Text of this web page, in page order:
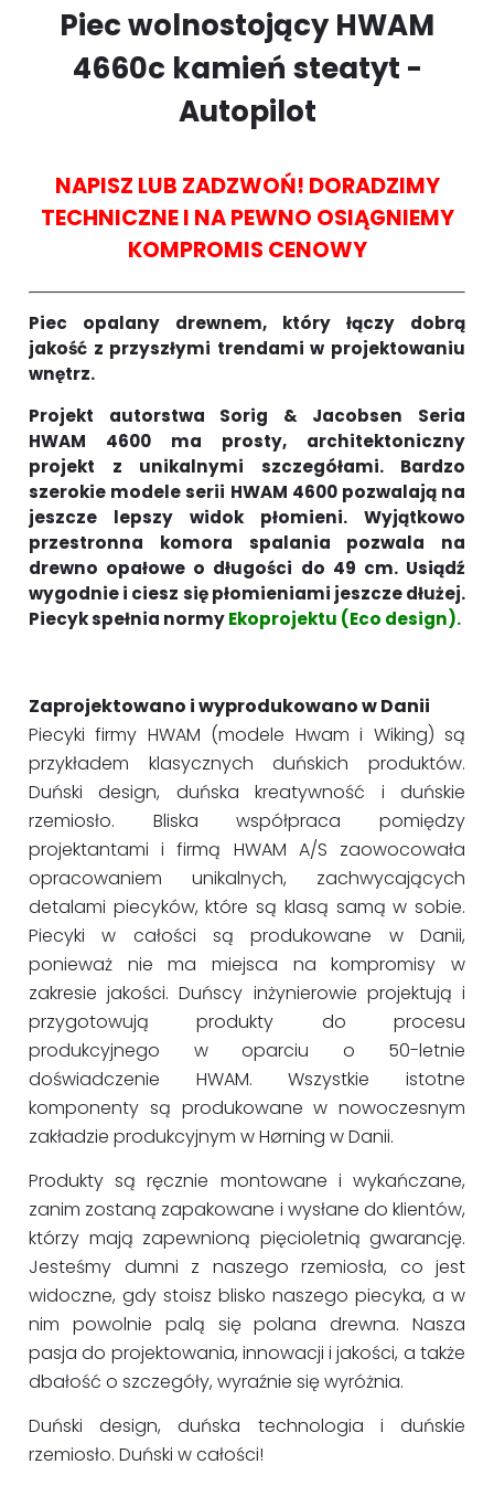
Piec wolnostojący HWAM
4660c kamień steatyt -
Autopilot
NAPISZ LUB ZADZWOŃ! DORADZIMY
TECHNICZNE I NA PEWNO OSIĄGNIEMY
KOMPROMIS CENOWY
Piec opalany drewnem, który łączy dobrą
jakość z przyszłymi trendami w projektowaniu
wnętrz.
Projekt autorstwa Sorig & Jacobsen Seria
HWAM 4600 ma prosty, architektoniczny
projekt z unikalnymi szczegółami. Bardzo
szerokie modele serii HWAM 4600 pozwalają na
jeszcze lepszy widok płomieni. Wyjątkowo
przestronna komora spalania pozwala na
drewno opałowe o długości do 49 cm. Usiądź
wygodnie i ciesz się płomieniami jeszcze dłużej.
Piecyk spełnia normyEkoprojektu (Eco design).
Zaprojektowano i wyprodukowano w Danii
Piecyki firmy HWAM (modele Hwam i Wiking) są
przykładem klasycznych duńskich produktów.
Duński design, duńska kreatywność i duńskie
rzemiosło. Bliska współpraca pomiędzy
projektantami i firmą HWAM A/S zaowocowała
opracowaniem unikalnych, zachwycających
detalami piecyków, które są klasą samą w sobie.
Piecyki w całości są produkowane w Danii,
ponieważ nie ma miejsca na kompromisy w
zakresie jakości. Duńscy inżynierowie projektują i
przygotowują produkty do procesu
produkcyjnego w oparciu o 50-letnie
doświadczenie HWAM. Wszystkie istotne
komponenty są produkowane w nowoczesnym
zakładzie produkcyjnym w Hørning w Danii.
Produkty są ręcznie montowane i wykańczane,
zanim zostaną zapakowane i wysłane do klientów,
którzy mają zapewnioną pięcioletnią gwarancję.
Jesteśmy dumni z naszego rzemiosła, co jest
widoczne, gdy stoisz blisko naszego piecyka, a w
nim powolnie palą się polana drewna. Nasza
pasja do projektowania, innowacji i jakości, a także
dbałość o szczegóły, wyraźnie się wyróżnia.
Duński design, duńska technologia i duńskie
rzemiosło. Duński w całości!